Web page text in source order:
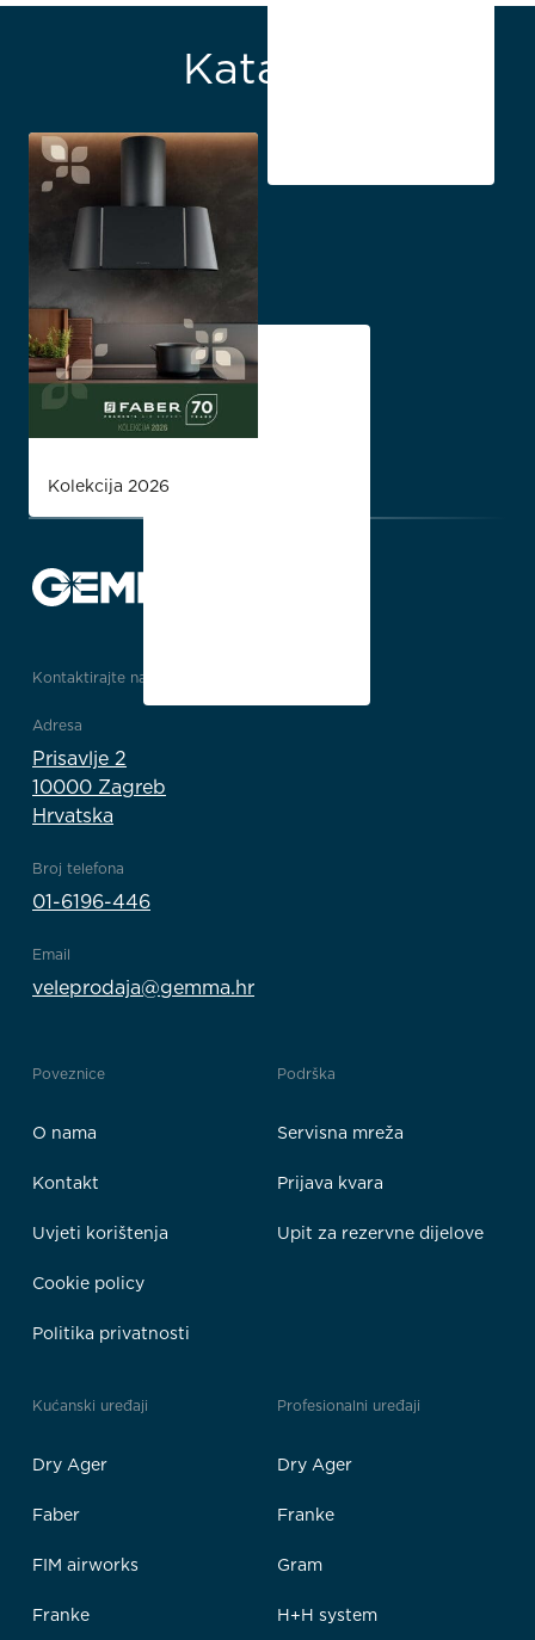
Katalozi
Kolekcija 2026
Kontaktirajte nas
Adresa
Prisavlje 2
10000 Zagreb
Hrvatska
Broj telefona
01-6196-446
Email
veleprodaja@gemma.hr
Poveznice
O nama
Kontakt
Uvjeti korištenja
Cookie policy
Politika privatnosti
Podrška
Servisna mreža
Prijava kvara
Upit za rezervne dijelove
Kućanski uređaji
Dry Ager
Faber
FIM airworks
Franke
Profesionalni uređaji
Dry Ager
Franke
Gram
H+H system